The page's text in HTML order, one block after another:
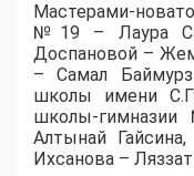
Мастерами-
№19 – Лаура
Доспановой –
– Самал
школы имени
школы-
Алтынай
Ихсанова –